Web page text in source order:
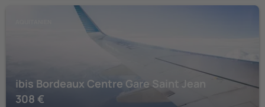
ibis Bordeaux Centre Gare Saint Jean
308 €